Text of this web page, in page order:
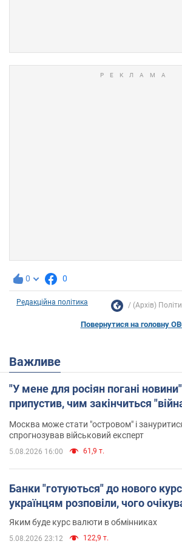
0 0
Редакційна політика (Архів)
Повернутися на головну
Важливе
"У мене для росіян погані
припустив, чим закінчиться
Москва може стати "островом" і
спрогнозував військовий експерт
5.08.2026 16:00 61,9 т.
Банки "готуються" до нового
українцям розповіли, чого
Яким буде курс валюти в обмінниках
5.08.2026 23:12 122,9 т.